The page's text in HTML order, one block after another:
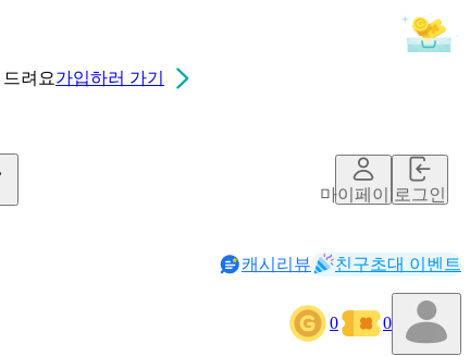
드려요가입하러 가기
마이페이지로그인
캐시리뷰 친구초대 이벤트
0 0